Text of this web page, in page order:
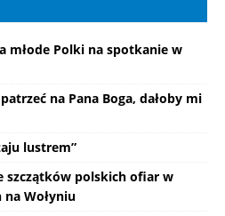
młode Polki na spotkanie w
na Pana Boga, dałoby mi
lustrem”
szczątków polskich ofiar w
na Wołyniu